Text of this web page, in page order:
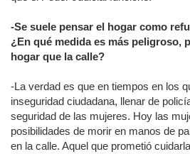
-Se suele pensar el hogar como
¿En qué medida es más peligroso,
hogar que la calle?
-La verdad es que en tiempos en los
inseguridad ciudadana, llenar de
seguridad de las mujeres. Hoy las
posibilidades de morir en manos de
en la calle. Aquel que prometió